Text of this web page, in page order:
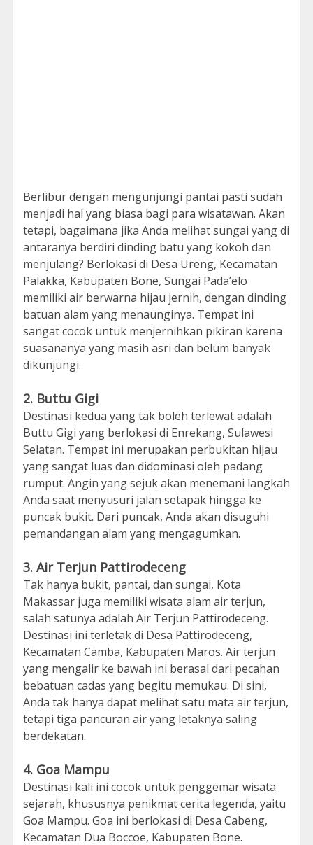
Berlibur dengan mengunjungi pantai pasti sudah
menjadi hal yang biasa bagi para wisatawan. Akan
tetapi, bagaimana jika Anda melihat sungai yang di
antaranya berdiri dinding batu yang kokoh dan
menjulang? Berlokasi di Desa Ureng, Kecamatan
Palakka, Kabupaten Bone, Sungai Pada’elo
memiliki air berwarna hijau jernih, dengan dinding
batuan alam yang menaunginya. Tempat ini
sangat cocok untuk menjernihkan pikiran karena
suasananya yang masih asri dan belum banyak
dikunjungi.
2. Buttu Gigi
Destinasi kedua yang tak boleh terlewat adalah
Buttu Gigi yang berlokasi di Enrekang, Sulawesi
Selatan. Tempat ini merupakan perbukitan hijau
yang sangat luas dan didominasi oleh padang
rumput. Angin yang sejuk akan menemani langkah
Anda saat menyusuri jalan setapak hingga ke
puncak bukit. Dari puncak, Anda akan disuguhi
pemandangan alam yang mengagumkan.
3. Air Terjun Pattirodeceng
Tak hanya bukit, pantai, dan sungai, Kota
Makassar juga memiliki wisata alam air terjun,
salah satunya adalah Air Terjun Pattirodeceng.
Destinasi ini terletak di Desa Pattirodeceng,
Kecamatan Camba, Kabupaten Maros. Air terjun
yang mengalir ke bawah ini berasal dari pecahan
bebatuan cadas yang begitu memukau. Di sini,
Anda tak hanya dapat melihat satu mata air terjun,
tetapi tiga pancuran air yang letaknya saling
berdekatan.
4. Goa Mampu
Destinasi kali ini cocok untuk penggemar wisata
sejarah, khususnya penikmat cerita legenda, yaitu
Goa Mampu. Goa ini berlokasi di Desa Cabeng,
Kecamatan Dua Boccoe, Kabupaten Bone.